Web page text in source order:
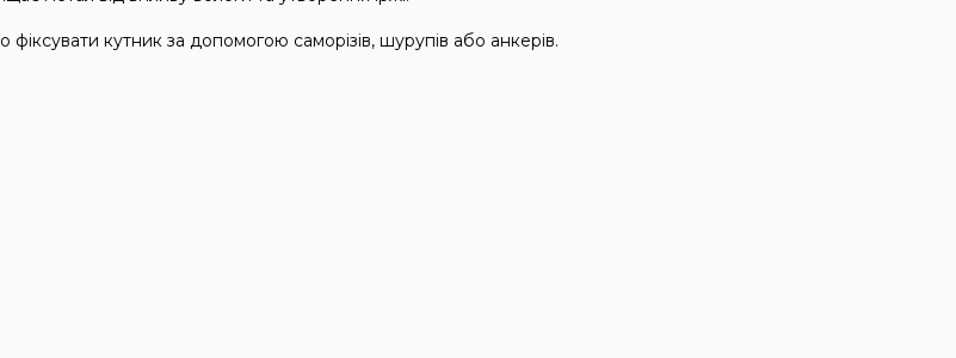
кутник за допомогою саморізів, шурупів або анкерів.